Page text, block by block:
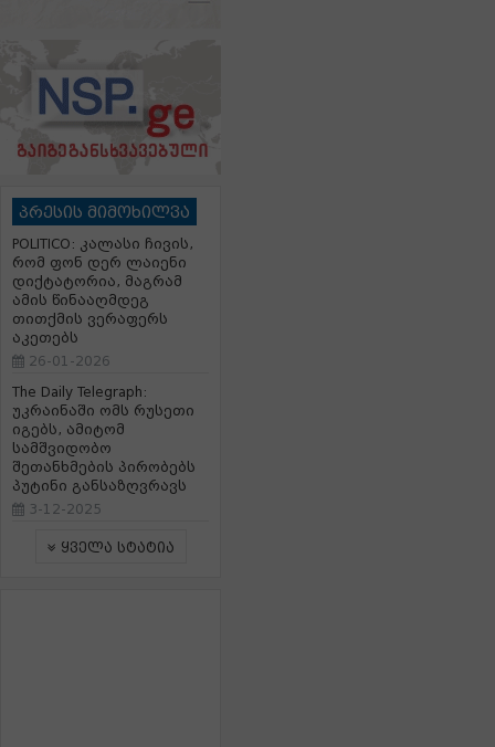
პრესის მიმოხილვა
POLITICO: კალასი ჩივის,
რომ ფონ დერ ლაიენი
დიქტატორია, მაგრამ
ამის წინააღმდეგ
თითქმის ვერაფერს
აკეთებს
26-01-2026
The Daily Telegraph:
უკრაინაში ომს რუსეთი
იგებს, ამიტომ
სამშვიდობო
შეთანხმების პირობებს
პუტინი განსაზღვრავს
3-12-2025
ყველა სტატია